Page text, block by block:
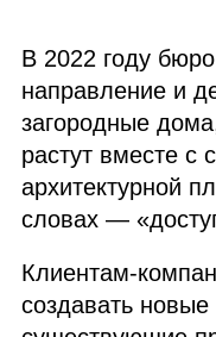
В 2022 году
направление и
загородные
растут вместе с
архитектурной
словах —
создавать